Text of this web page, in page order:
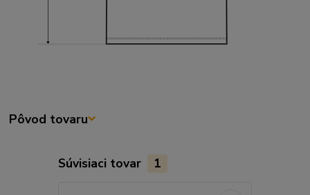
Pôvod tovaru
Súvisiaci tovar 1